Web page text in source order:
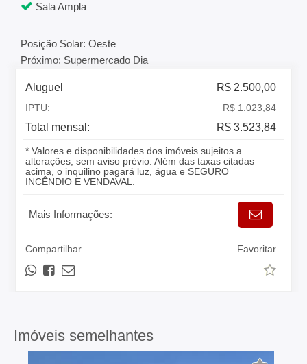
Sala Ampla
Posição Solar: Oeste
Próximo: Supermercado Dia
Aluguel R$ 2.500,00
IPTU: R$ 1.023,84
Total mensal: R$ 3.523,84
* Valores e disponibilidades dos imóveis sujeitos a
alterações, sem aviso prévio. Além das taxas citadas
acima, o inquilino pagará luz, água e SEGURO
INCÊNDIO E VENDAVAL.
Mais Informações:
Compartilhar Favoritar
Imóveis semelhantes